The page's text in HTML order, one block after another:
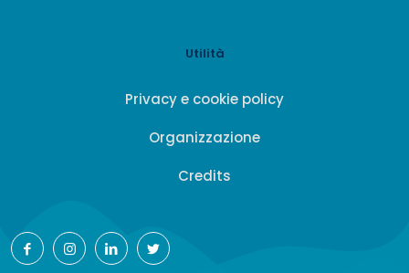
Utilità
Privacy e cookie policy
Organizzazione
Credits